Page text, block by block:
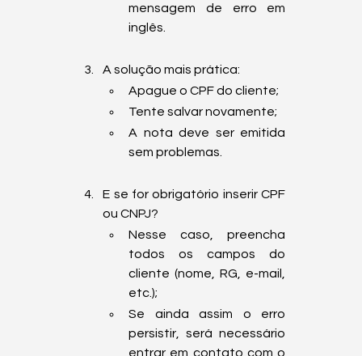
mensagem de erro em
inglês.
A solução mais prática:
Apague o CPF do cliente;
Tente salvar novamente;
A nota deve ser emitida
sem problemas.
E se for obrigatório inserir CPF
ou CNPJ?
Nesse caso, preencha
todos os campos do
cliente (nome, RG, e-mail,
etc.);
Se ainda assim o erro
persistir, será necessário
entrar em contato com o